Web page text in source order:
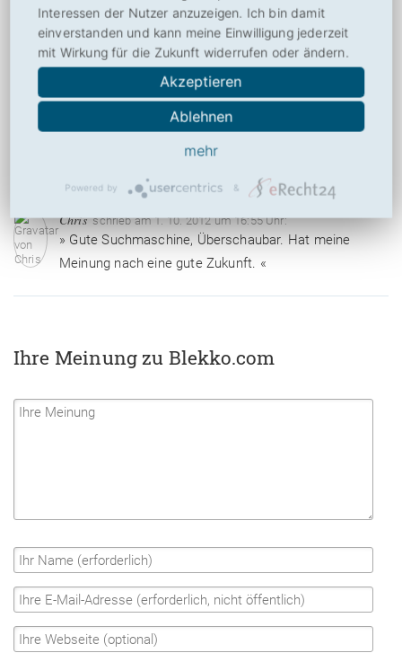
Über
Drucken
1 Meinung zu Blekko.com
Chrisschrieb am 1. 10. 2012 um 16:55 Uhr:
» Gute Suchmaschine, Überschaubar. Hat meine
Meinung nach eine gute Zukunft. «
Ihre Meinung zu Blekko.com
Interessen der Nutzer anzuzeigen. Ich bin damit
einverstanden und kann meine Einwilligung jederzeit
mit Wirkung für die Zukunft widerrufen oder ändern.
Akzeptieren
Ablehnen
mehr
Powered by &